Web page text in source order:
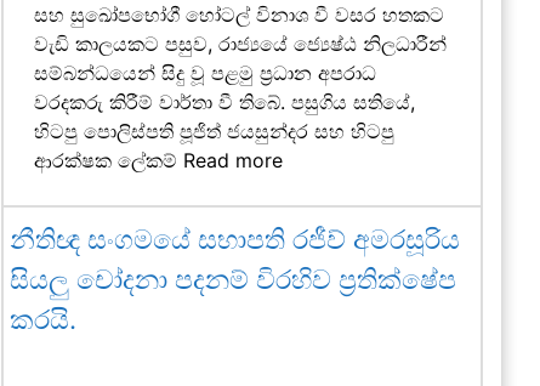
සහ සුඛෝපභෝගී හෝටල් විනාශ වී වසර හතකට
වැඩි කාලයකට පසුව, රාජ්‍යයේ ජ්‍යෙෂ්ඨ නිලධාරීන්
සම්බන්ධයෙන් සිදු වූ පළමු ප්‍රධාන අපරාධ
වරදකරු කිරීම් වාර්තා වී තිබේ. පසුගිය සතියේ,
හිටපු පොලිස්පති පූජිත් ජයසුන්දර සහ හිටපු
ආරක්ෂක ලේකම් Read more
නීතිඥ සංගමයේ සභාපති රජීව් අමරසූරිය
සියලු චෝදනා පදනම් විරහිව ප්‍රතික්ෂේප
කරයි.